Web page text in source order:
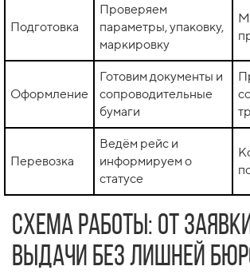
Подготовка
Проверяем
параметры, упаковку,
маркировку
Оформление
Готовим документы и
сопроводительные
бумаги
Перевозка
Ведём рейс и
информируем о
статусе
Схема работы: от
выдачи без лишней